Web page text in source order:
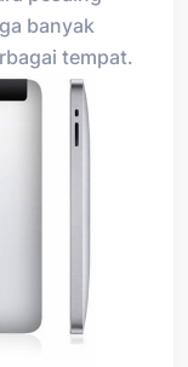
banyak
tempat.